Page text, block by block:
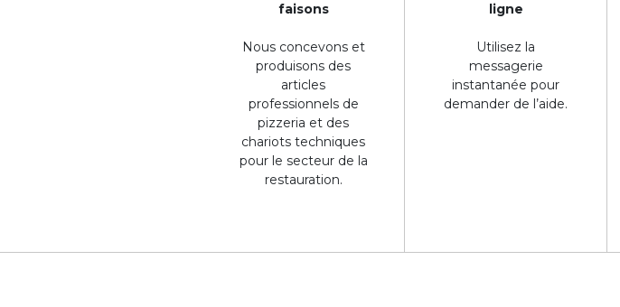
faisons
Nous concevons et
produisons des
articles
professionnels de
pizzeria et des
chariots techniques
pour le secteur de la
restauration.
ligne
Utilisez la
messagerie
instantanée pour
demander de l’aide.